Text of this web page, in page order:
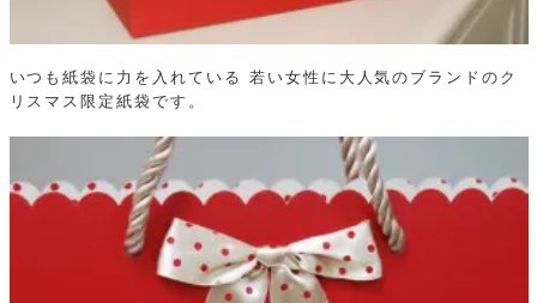
いつも紙袋に力を入れている
若い女性に大人気のブランドのク
リスマス限定紙袋です。